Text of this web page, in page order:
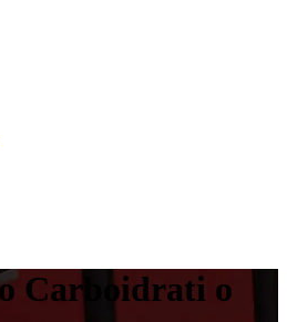
Carboidrati o